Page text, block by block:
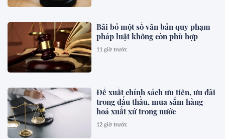
Bãi bỏ một số văn bản quy phạm
pháp luật không còn phù hợp
11 giờ trước
Đề xuất chính sách ưu tiên, ưu đãi
trong đấu thầu, mua sắm hàng
hoá xuất xứ trong nước
12 giờ trước